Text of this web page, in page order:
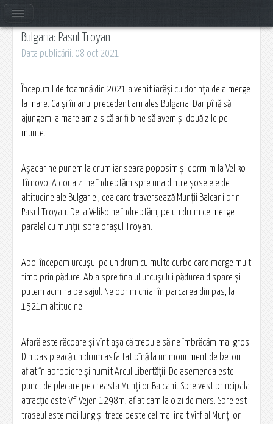
Bulgaria: Pasul Troyan
Data publicării: 08 oct 2021
Începutul de toamnă din 2021 a venit iarăși cu dorința de a merge
la mare. Ca și în anul precedent am ales Bulgaria. Dar pînă să
ajungem la mare am zis că ar fi bine să avem și două zile pe
munte.
Așadar ne punem la drum iar seara poposim și dormim la Veliko
Tîrnovo. A doua zi ne îndreptăm spre una dintre șoselele de
altitudine ale Bulgariei, cea care traversează Munții Balcani prin
Pasul Troyan. De la Veliko ne îndreptăm, pe un drum ce merge
paralel cu munții, spre orașul Troyan.
Apoi începem urcușul pe un drum cu multe curbe care merge mult
timp prin pădure. Abia spre finalul urcușului pădurea dispare și
putem admira peisajul. Ne oprim chiar în parcarea din pas, la
1521m altitudine.
Afară este răcoare și vînt așa că trebuie să ne îmbrăcăm mai gros.
Din pas pleacă un drum asfaltat pînă la un monument de beton
aflat în apropiere și numit Arcul Libertății. De asemenea este
punct de plecare pe creasta Munților Balcani. Spre vest principala
atracție este Vf. Vejen 1298m, aflat cam la o zi de mers. Spre est
traseul este mai lung și trece peste cel mai înalt vîrf al Munților